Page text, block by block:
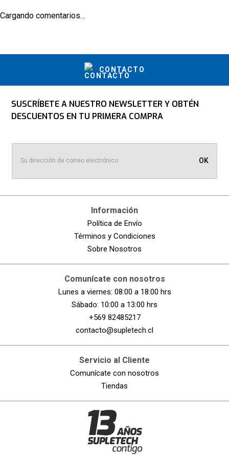
Cargando comentarios…
CONTACTO
SUSCRÍBETE A NUESTRO NEWSLETTER Y OBTÉN
DESCUENTOS EN TU PRIMERA COMPRA
OK
Información
Política de Envío
Términos y Condiciones
Sobre Nosotros
Comunícate con nosotros
Lunes a viernes: 08:00 a 18:00 hrs
Sábado: 10:00 a 13:00 hrs
+569 82485217
contacto@supletech.cl
Servicio al Cliente
Comunícate con nosotros
Tiendas